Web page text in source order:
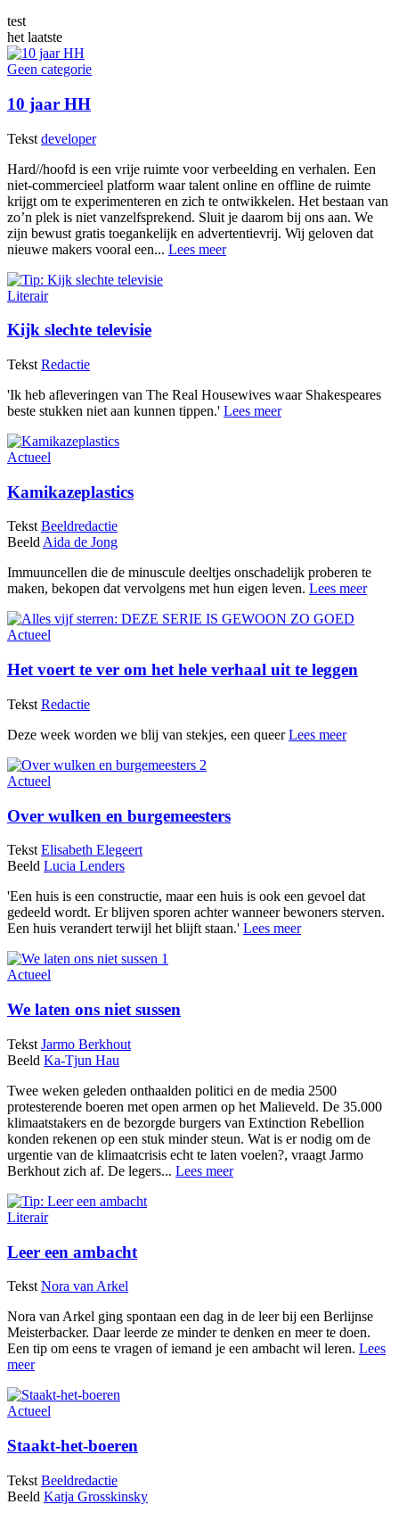
test
het laatste
Geen categorie
10 jaar HH
Tekst developer
Hard//hoofd is een vrije ruimte voor verbeelding en verhalen. Een
niet-commercieel platform waar talent online en offline de ruimte
krijgt om te experimenteren en zich te ontwikkelen. Het bestaan van
zo’n plek is niet vanzelfsprekend. Sluit je daarom bij ons aan. We
zijn bewust gratis toegankelijk en advertentievrij. Wij geloven dat
nieuwe makers vooral een... Lees meer
Literair
Kijk slechte televisie
Tekst Redactie
'Ik heb afleveringen van The Real Housewives waar Shakespeares
beste stukken niet aan kunnen tippen.' Lees meer
Actueel
Kamikazeplastics
Tekst Beeldredactie
BeeldAida de Jong
Immuuncellen die de minuscule deeltjes onschadelijk proberen te
maken, bekopen dat vervolgens met hun eigen leven. Lees meer
Actueel
Het voert te ver om het hele verhaal uit te leggen
Tekst Redactie
Deze week worden we blij van stekjes, een queerLees meer
Actueel
Over wulken en burgemeesters
Tekst Elisabeth Elegeert
Beeld Lucia Lenders
'Een huis is een constructie, maar een huis is ook een gevoel dat
gedeeld wordt. Er blijven sporen achter wanneer bewoners sterven.
Een huis verandert terwijl het blijft staan.' Lees meer
Actueel
We laten ons niet sussen
Tekst Jarmo Berkhout
Beeld Ka-Tjun Hau
Twee weken geleden onthaalden politici en de media 2500
protesterende boeren met open armen op het Malieveld. De 35.000
klimaatstakers en de bezorgde burgers van Extinction Rebellion
konden rekenen op een stuk minder steun. Wat is er nodig om de
urgentie van de klimaatcrisis echt te laten voelen?, vraagt Jarmo
Berkhout zich af. De legers... Lees meer
Literair
Leer een ambacht
Tekst Nora van Arkel
Nora van Arkel ging spontaan een dag in de leer bij een Berlijnse
Meisterbacker. Daar leerde ze minder te denken en meer te doen.
Een tip om eens te vragen of iemand je een ambacht wil leren. Lees
meer
Actueel
Staakt-het-boeren
Tekst Beeldredactie
Beeld Katja Grosskinsky